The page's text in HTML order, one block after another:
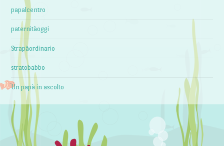
papalcentro
paternitàoggi
Strapàordinario
stratobabbo
Un papà in ascolto